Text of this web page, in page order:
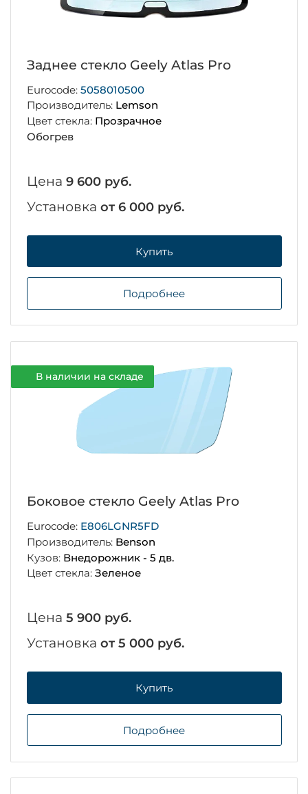
Заднее стекло Geely Atlas Pro
Eurocode: 5058010500
Производитель: Lemson
Цвет стекла: Прозрачное
Обогрев
Цена 9 600 руб.
Установка от 6 000 руб.
Купить
Подробнее
В наличии на складе
Боковое стекло Geely Atlas Pro
Eurocode: E806LGNR5FD
Производитель: Benson
Кузов: Внедорожник - 5 дв.
Цвет стекла: Зеленое
Цена 5 900 руб.
Установка от 5 000 руб.
Купить
Подробнее